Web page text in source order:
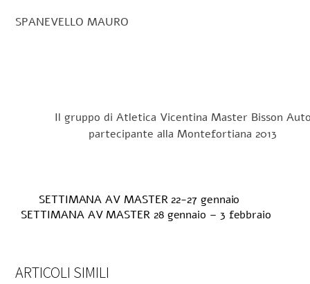
SPANEVELLO MAURO
Il gruppo di Atletica Vicentina Master Bisson
partecipante alla Montefortiana 2013
SETTIMANA AV MASTER 22-27 gennaio
SETTIMANA AV MASTER 28 gennaio – 3 febbraio
ARTICOLI SIMILI